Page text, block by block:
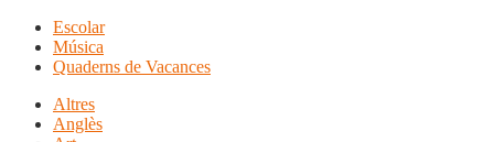
Escolar
Música
Quaderns de Vacances
Altres
Anglès